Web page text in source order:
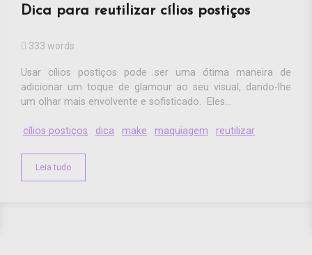
Dica para reutilizar cílios postiços
333 words
Usar cílios postiços pode ser uma ótima maneira de
adicionar um toque de glamour ao seu visual, dando-lhe
um olhar mais envolvente e sofisticado. Eles...
cílios postiços dica make maquiagem reutilizar
Leia tudo